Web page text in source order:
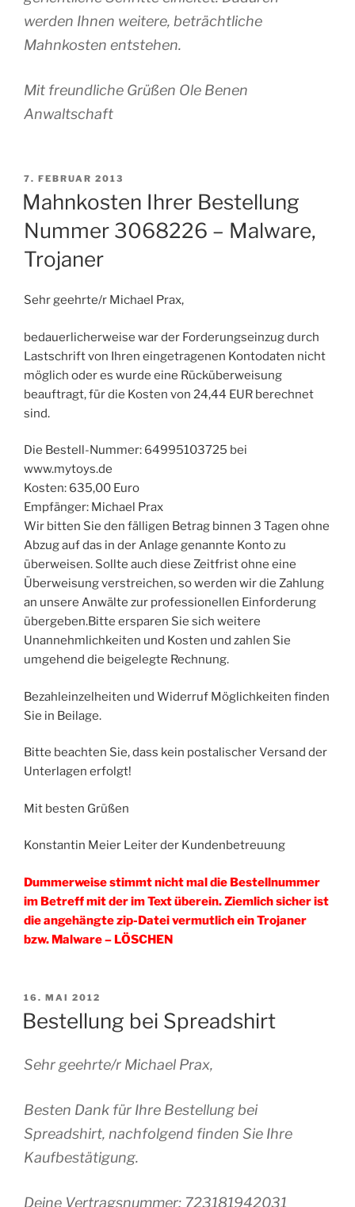
werden Ihnen weitere, beträchtliche
Mahnkosten entstehen.
Mit freundliche Grüßen Ole Benen
Anwaltschaft
VERÖFFENTLICHT
AM
7. FEBRUAR 2013
Mahnkosten Ihrer Bestellung
Nummer 3068226 – Malware,
Trojaner
Sehr geehrte/r Michael Prax,
bedauerlicherweise war der Forderungseinzug durch
Lastschrift von Ihren eingetragenen Kontodaten nicht
möglich oder es wurde eine Rücküberweisung
beauftragt, für die Kosten von 24,44 EUR berechnet
sind.
Die Bestell-Nummer: 64995103725 bei
www.mytoys.de
Kosten: 635,00 Euro
Empfänger: Michael Prax
Wir bitten Sie den fälligen Betrag binnen 3 Tagen ohne
Abzug auf das in der Anlage genannte Konto zu
überweisen. Sollte auch diese Zeitfrist ohne eine
Überweisung verstreichen, so werden wir die Zahlung
an unsere Anwälte zur professionellen Einforderung
übergeben.Bitte ersparen Sie sich weitere
Unannehmlichkeiten und Kosten und zahlen Sie
umgehend die beigelegte Rechnung.
Bezahleinzelheiten und Widerruf Möglichkeiten finden
Sie in Beilage.
Bitte beachten Sie, dass kein postalischer Versand der
Unterlagen erfolgt!
Mit besten Grüßen
Konstantin Meier Leiter der Kundenbetreuung
Dummerweise stimmt nicht mal die Bestellnummer
im Betreff mit der im Text überein. Ziemlich sicher ist
die angehängte zip-Datei vermutlich ein Trojaner
bzw. Malware – LÖSCHEN
VERÖFFENTLICHT
AM
16. MAI 2012
Bestellung bei Spreadshirt
Sehr geehrte/r Michael Prax,
Besten Dank für Ihre Bestellung bei
Spreadshirt, nachfolgend finden Sie Ihre
Kaufbestätigung.
Deine Vertragsnummer: 723181942031